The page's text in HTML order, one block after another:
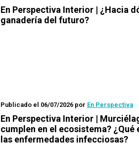
En Perspectiva Interior | ¿Hacia
ganadería del futuro?
Publicado el 06/07/2026 por En Perspectiva
En Perspectiva Interior |
cumplen en el ecosistema? ¿Qué
las enfermedades infecciosas?